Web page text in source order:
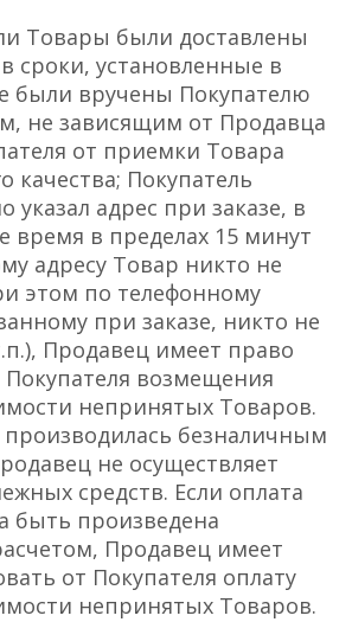
Товары были доставлены
сроки, установленные в
были вручены Покупателю
не зависящим от Продавца
от приемки Товара
качества; Покупатель
указал адрес при заказе, в
время в пределах 15 минут
адресу Товар никто не
этом по телефонному
при заказе, никто не
Продавец имеет право
Покупателя возмещения
непринятых Товаров.
производилась безналичным
не осуществляет
средств. Если оплата
быть произведена
Продавец имеет
от Покупателя оплату
непринятых Товаров.